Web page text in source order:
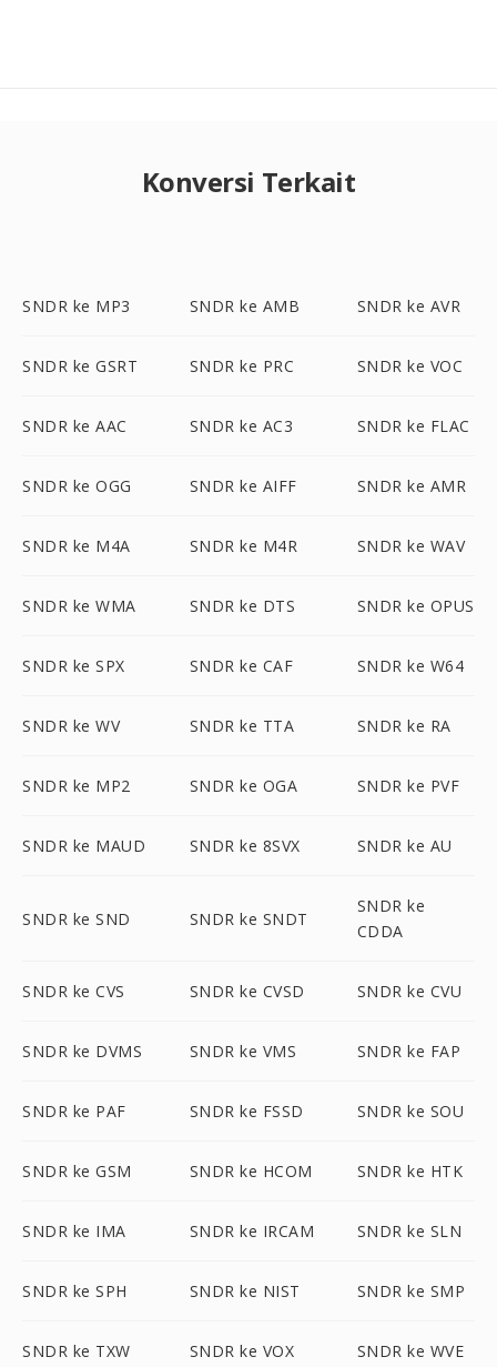
Konversi Terkait
SNDR ke MP3 SNDR ke AMB SNDR ke AVR
SNDR ke GSRT SNDR ke PRC SNDR ke VOC
SNDR ke AAC SNDR ke AC3 SNDR ke FLAC
SNDR ke OGG SNDR ke AIFF SNDR ke AMR
SNDR ke M4A SNDR ke M4R SNDR ke WAV
SNDR ke WMA SNDR ke DTS SNDR ke OPUS
SNDR ke SPX SNDR ke CAF SNDR ke W64
SNDR ke WV SNDR ke TTA SNDR ke RA
SNDR ke MP2 SNDR ke OGA SNDR ke PVF
SNDR ke MAUD SNDR ke 8SVX SNDR ke AU
SNDR ke SND SNDR ke SNDT
SNDR ke
CDDA
SNDR ke CVS SNDR ke CVSD SNDR ke CVU
SNDR ke DVMS SNDR ke VMS SNDR ke FAP
SNDR ke PAF SNDR ke FSSD SNDR ke SOU
SNDR ke GSM SNDR ke HCOM SNDR ke HTK
SNDR ke IMA SNDR ke IRCAM SNDR ke SLN
SNDR ke SPH SNDR ke NIST SNDR ke SMP
SNDR ke TXW SNDR ke VOX SNDR ke WVE